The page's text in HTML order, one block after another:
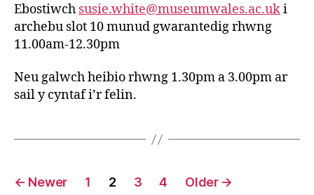
Ebostiwch susie.white@museumwales.ac.uki
archebu slot 10 munud gwarantedig rhwng
11.00am-12.30pm
Neu galwch heibio rhwng 1.30pm a 3.00pm ar
sail y cyntaf i’r felin.
Posts
← Newer 1 2 3 4 Older →